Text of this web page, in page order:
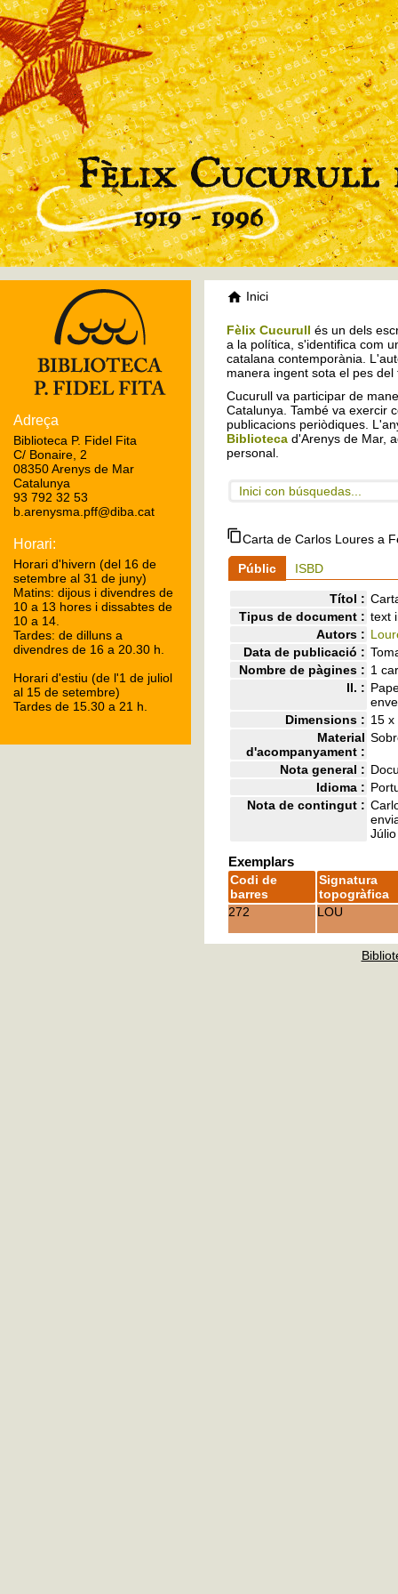
Inici
Fèlix Cucurull és un dels
a la política, s'identifica com
catalana contemporània.
manera ingent sota el pes del
Cucurull va participar de
Catalunya. També va exercir
publicacions periòdiques.
Biblioteca d'Arenys de Mar,
personal.
Inici con búsquedas...
Carta de Carlos Loures a
Públic ISBD
Títol :
Tipus de document : text
Autors :
Data de publicació :
Nombre de pàgines : 1
ll. :
Dimensions : 15 x
Material
d'acompanyament :
Nota general :
Idioma :
Nota de contingut :
Exemplars
Codi de
barres
Signatura
topogràfica
272
LOU
Adreça
Biblioteca P. Fidel Fita
C/ Bonaire, 2
08350 Arenys de Mar
Catalunya
93 792 32 53
b.arenysma.pff@diba.cat
Horari:
Horari d'hivern (del 16 de
setembre al 31 de juny)
Matins: dijous i divendres de
10 a 13 hores i dissabtes de
10 a 14.
Tardes: de dilluns a
divendres de 16 a 20.30 h.
Horari d'estiu (de l'1 de juliol
al 15 de setembre)
Tardes de 15.30 a 21 h.